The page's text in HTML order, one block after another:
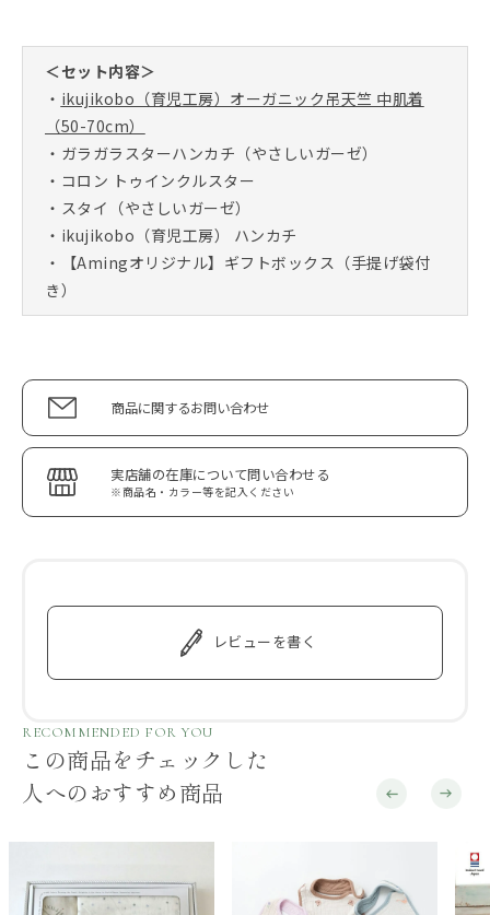
＜セット内容＞
・ ikujikobo（育児工房）オーガニック吊天竺 中肌着
（50-70cm）
・ガラガラスターハンカチ（やさしいガーゼ）
・コロン トゥインクルスター
・スタイ（やさしいガーゼ）
・ikujikobo（育児工房） ハンカチ
・【Amingオリジナル】ギフトボックス（手提げ袋付
き）
商品に関するお問い合わせ
実店舗の在庫について問い合わせる
※商品名・カラー等を記入ください
レビューを書く
RECOMMENDED FOR YOU
この商品をチェックした
人へのおすすめ商品